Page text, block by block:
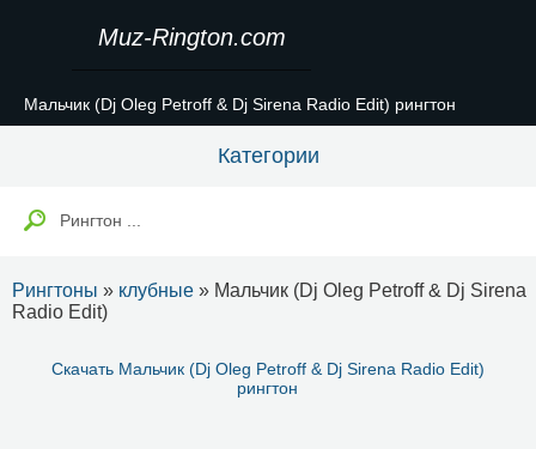
Muz-Rington.com
Мальчик (Dj Oleg Petroff & Dj Sirena Radio Edit) рингтон
Категории
Рингтоны » клубные » Мальчик (Dj Oleg Petroff & Dj Sirena
Radio Edit)
Скачать Мальчик (Dj Oleg Petroff & Dj Sirena Radio Edit)
рингтон